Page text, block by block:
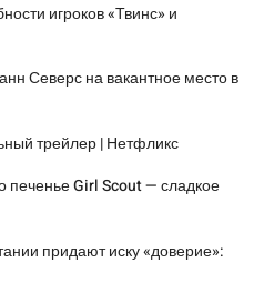
игроков «Твинс» и
Северс на вакантное место в
трейлер | Нетфликс
печенье Girl Scout — сладкое
придают иску «доверие»: